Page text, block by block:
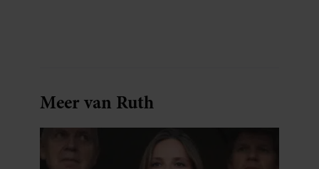
Meer van Ruth